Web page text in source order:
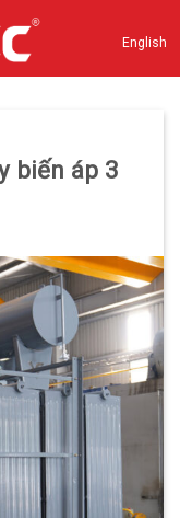
English
biến áp 3